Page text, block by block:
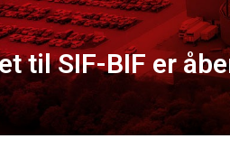
til SIF-BIF er